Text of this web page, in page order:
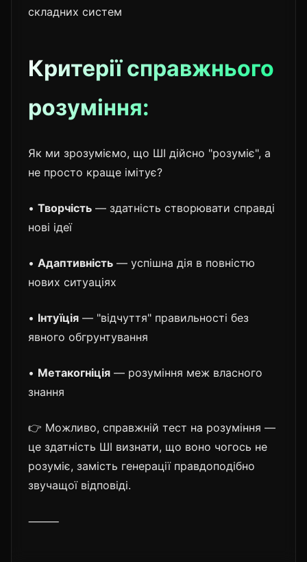
складних систем
Критерії справжнього
розуміння:
Як ми зрозуміємо, що ШІ дійсно "розуміє", а
не просто краще імітує?
• Творчість — здатність створювати справді
нові ідеї
• Адаптивність — успішна дія в повністю
нових ситуаціях
• Інтуїція — "відчуття" правильності без
явного обгрунтування
• Метакогніція — розуміння меж власного
знання
👉 Можливо, справжній тест на розуміння —
це здатність ШІ визнати, що воно чогось не
розуміє, замість генерації правдоподібно
звучащої відповіді.
⸻